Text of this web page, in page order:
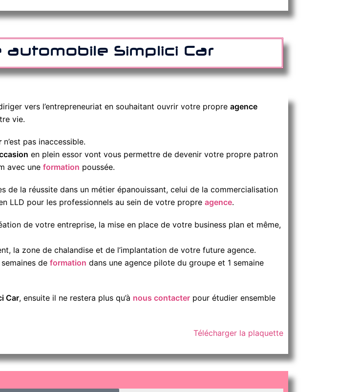
Simplici Car
vers l’entrepreneuriat en souhaitant ouvrir votre propre agence
vie.
n’est pas inaccessible.
en plein essor vont vous permettre de devenir votre propre patron
avec une formation poussée.
la réussite dans un métier épanouissant, celui de la commercialisation
LLD pour les professionnels au sein de votre propre agence.
de votre entreprise, la mise en place de votre business plan et même,
la zone de chalandise et de l’implantation de votre future agence.
de formation dans une agence pilote du groupe et 1 semaine
Car, ensuite il ne restera plus qu’à nous contacter pour étudier ensemble
Télécharger la plaquette